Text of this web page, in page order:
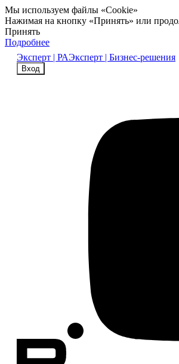
Мы используем файлы «Cookie»
Нажимая на кнопку «Принять» или
Принять
Подробнее
Эксперт | РАЭксперт | Бизнес-решения
Вход